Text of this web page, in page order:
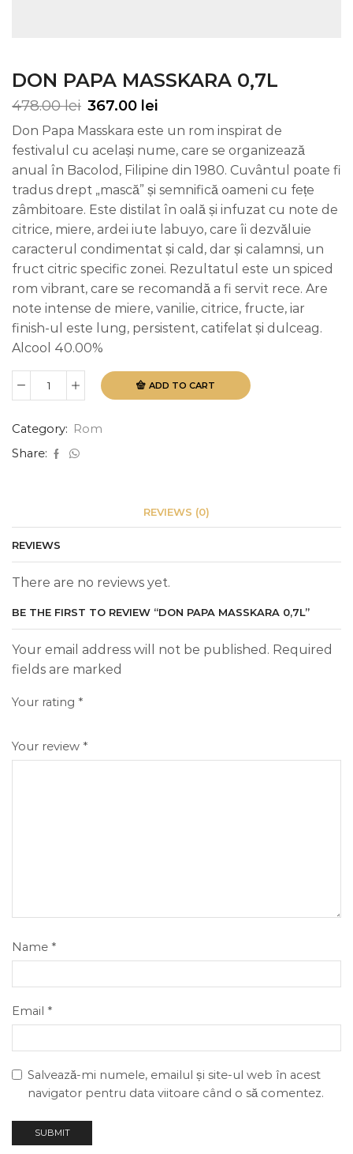
DON PAPA MASSKARA 0,7L
478.00lei 367.00 lei
Don Papa Masskara este un rom inspirat de
festivalul cu același nume, care se organizează
anual în Bacolod, Filipine din 1980. Cuvântul poate fi
tradus drept „mască” și semnifică oameni cu fețe
zâmbitoare. Este distilat în oală și infuzat cu note de
citrice, miere, ardei iute labuyo, care îi dezvăluie
caracterul condimentat și cald, dar și calamnsi, un
fruct citric specific zonei. Rezultatul este un spiced
rom vibrant, care se recomandă a fi servit rece. Are
note intense de miere, vanilie, citrice, fructe, iar
finish-ul este lung, persistent, catifelat și dulceag.
Alcool 40.00%
Don
0,7L
quantity
ADD TO CART
Category: Rom
Share:
REVIEWS (0)
REVIEWS
There are no reviews yet.
BE THE FIRST TO REVIEW “DON PAPA MASSKARA 0,7L”
Your email address will not be published. Required
fields are marked
Your rating *
Your review *
Name *
Email *
Salvează-mi numele, emailul și site-ul web în acest
navigator pentru data viitoare când o să comentez.